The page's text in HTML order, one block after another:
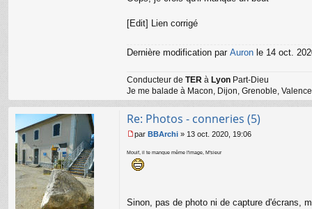
[Edit] Lien corrigé
Dernière modification par Auron le 14 oct.
Conducteur de TER à Lyon Part-Dieu
Je me balade à Macon, Dijon, Grenoble,
Re: Photos - conneries (5)
e
s
s
e
par BBArchi » 13 oct. 2020, 19:06
Mouif, il te manque même l'image, M'sieur
Sinon, pas de photo ni de capture d'écrans,